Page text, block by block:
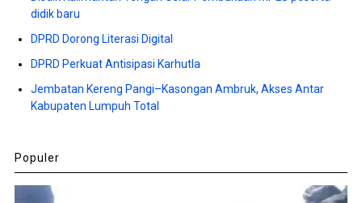
didik baru
DPRD Dorong Literasi Digital
DPRD Perkuat Antisipasi Karhutla
Jembatan Kereng Pangi–Kasongan Ambruk, Akses Antar
Kabupaten Lumpuh Total
Populer